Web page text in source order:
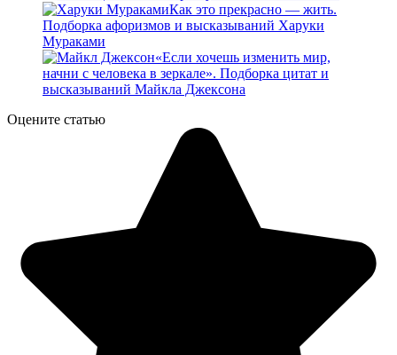
Как это прекрасно — жить.
Подборка афоризмов и высказываний Харуки
Мураками
«Если хочешь изменить мир,
начни с человека в зеркале». Подборка цитат и
высказываний Майкла Джексона
Оцените статью